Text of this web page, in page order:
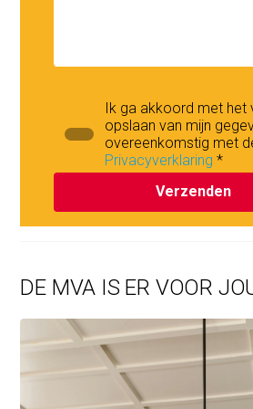
De units worden casco opgeleverd.
worden aangevraagd. Zoals
bedrijfsverzamelgebouwen wordt
appartementsrechten. Kopers
van de VvE, die zorgt voor het
Ik ga akkoord met het
opslaan van mijn
overeenkomstig met
Privacyverklaring *
Verzenden
DE MVA IS ER VOOR